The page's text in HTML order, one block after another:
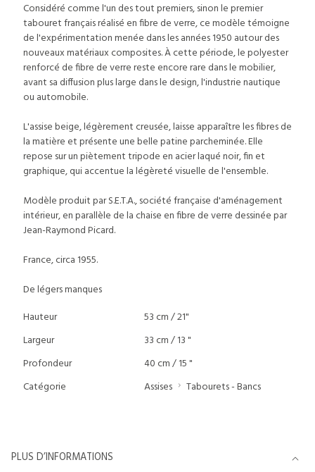
Considéré comme l'un des tout premiers, sinon le premier
tabouret français réalisé en fibre de verre, ce modèle témoigne
de l'expérimentation menée dans les années 1950 autour des
nouveaux matériaux composites. À cette période, le polyester
renforcé de fibre de verre reste encore rare dans le mobilier,
avant sa diffusion plus large dans le design, l'industrie nautique
ou automobile.
L'assise beige, légèrement creusée, laisse apparaître les fibres de
la matière et présente une belle patine parcheminée. Elle
repose sur un piètement tripode en acier laqué noir, fin et
graphique, qui accentue la légèreté visuelle de l'ensemble.
Modèle produit par S.E.T.A., société française d'aménagement
intérieur, en parallèle de la chaise en fibre de verre dessinée par
Jean-Raymond Picard.
France, circa 1955.
De légers manques
Hauteur
53 cm / 21"
Largeur
33 cm / 13 "
Profondeur
40 cm / 15 "
Catégorie
Assises Tabourets - Bancs
PLUS D’INFORMATIONS